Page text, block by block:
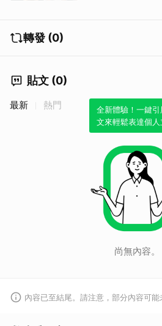
轉發 (0)
貼文 (0)
全新體驗！一鍵
文來輕鬆表達個人
最新 熱門
尚無內容。
內容已至結尾。請注意，部分內容可能